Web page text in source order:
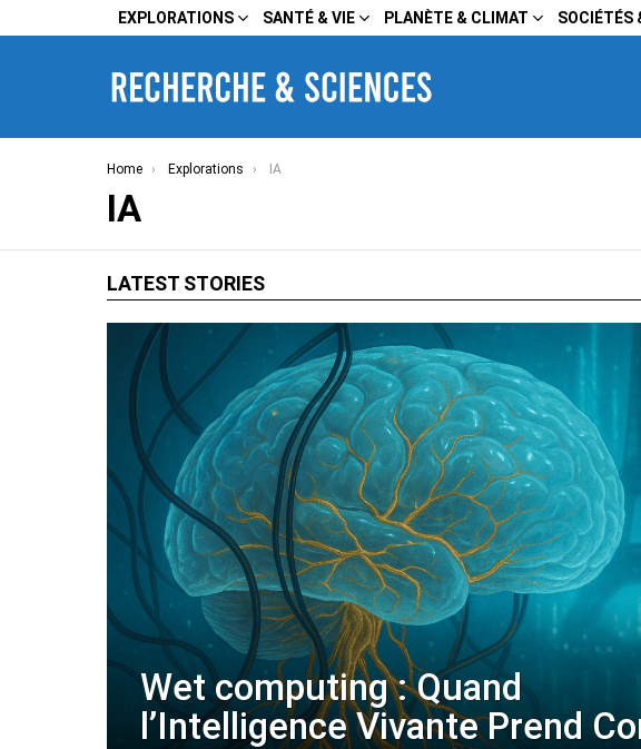
EXPLORATIONS SANTÉ & VIE PLANÈTE & CLIMAT SOCIÉTÉS
You are here:
Home Explorations IA
IA
LATEST STORIES
Wet computing : Quand
l’Intelligence Vivante Prend